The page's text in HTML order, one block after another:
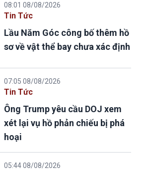
08:01 08/08/2026
Tin Tức
Lầu Năm Góc công bố thêm hồ
sơ về vật thể bay chưa xác định
07:05 08/08/2026
Tin Tức
Ông Trump yêu cầu DOJ xem
xét lại vụ hồ phản chiếu bị phá
hoại
05:44 08/08/2026